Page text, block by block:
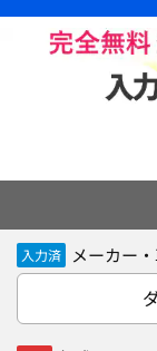
入力済 メーカー